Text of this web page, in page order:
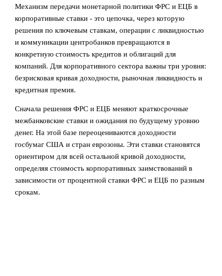
Механизм передачи монетарной политики ФРС и ЕЦБ в
корпоративные ставки - это цепочка, через которую
решения по ключевым ставкам, операции с ликвидностью
и коммуникации центробанков превращаются в
конкретную стоимость кредитов и облигаций для
компаний. Для корпоративного сектора важны три уровня:
безрисковая кривая доходности, рыночная ликвидность и
кредитная премия.
Сначала решения ФРС и ЕЦБ меняют краткосрочные
межбанковские ставки и ожидания по будущему уровню
денег. На этой базе переоцениваются доходности
госбумаг США и стран еврозоны. Эти ставки становятся
ориентиром для всей остальной кривой доходности,
определяя стоимость корпоративных заимствований в
зависимости от процентной ставки ФРС и ЕЦБ по разным
срокам.